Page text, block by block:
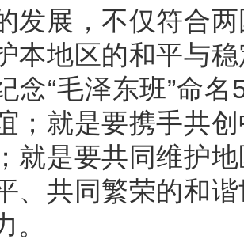
发展，不仅符合
本地区的和平与
念“毛泽东班”命
；就是要携手共
就是要共同维护
、共同繁荣的和
。